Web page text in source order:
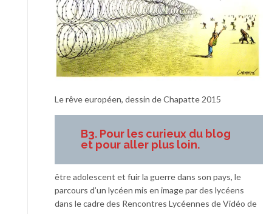
Le rêve européen, dessin de Chapatte 2015
B3. Pour les curieux du blog
et pour aller plus loin.
être adolescent et fuir la guerre dans son pays, le
parcours d’un lycéen mis en image par des lycéens
dans le cadre des Rencontres Lycéennes de Vidéo de